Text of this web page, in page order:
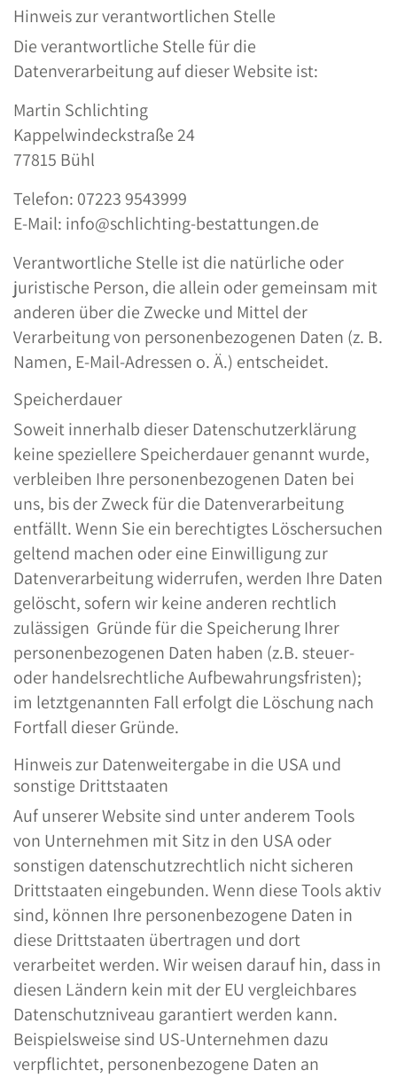
Hinweis zur verantwortlichen Stelle
Die verantwortliche Stelle für die
Datenverarbeitung auf dieser Website ist:
Martin Schlichting
Kappelwindeckstraße 24
77815 Bühl
Telefon: 07223 9543999
E-Mail: info@schlichting-bestattungen.de
Verantwortliche Stelle ist die natürliche oder
juristische Person, die allein oder gemeinsam mit
anderen über die Zwecke und Mittel der
Verarbeitung von personenbezogenen Daten (z. B.
Namen, E-Mail-Adressen o. Ä.) entscheidet.
Speicherdauer
Soweit innerhalb dieser Datenschutzerklärung
keine speziellere Speicherdauer genannt wurde,
verbleiben Ihre personenbezogenen Daten bei
uns, bis der Zweck für die Datenverarbeitung
entfällt. Wenn Sie ein berechtigtes Löschersuchen
geltend machen oder eine Einwilligung zur
Datenverarbeitung widerrufen, werden Ihre Daten
gelöscht, sofern wir keine anderen rechtlich
zulässigen Gründe für die Speicherung Ihrer
personenbezogenen Daten haben (z.B. steuer-
oder handelsrechtliche Aufbewahrungsfristen);
im letztgenannten Fall erfolgt die Löschung nach
Fortfall dieser Gründe.
Hinweis zur Datenweitergabe in die USA und
sonstige Drittstaaten
Auf unserer Website sind unter anderem Tools
von Unternehmen mit Sitz in den USA oder
sonstigen datenschutzrechtlich nicht sicheren
Drittstaaten eingebunden. Wenn diese Tools aktiv
sind, können Ihre personenbezogene Daten in
diese Drittstaaten übertragen und dort
verarbeitet werden. Wir weisen darauf hin, dass in
diesen Ländern kein mit der EU vergleichbares
Datenschutzniveau garantiert werden kann.
Beispielsweise sind US-Unternehmen dazu
verpflichtet, personenbezogene Daten an